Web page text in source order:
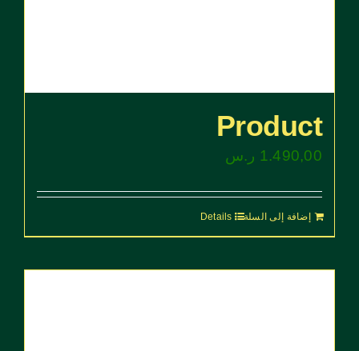
Product
1.490,00 ر.س
إضافة إلى السلة Details